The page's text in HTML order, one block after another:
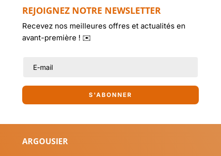
REJOIGNEZ NOTRE NEWSLETTER
Recevez nos meilleures offres et actualités en
avant-première ! ✉️
S'ABONNER
ARGOUSIER